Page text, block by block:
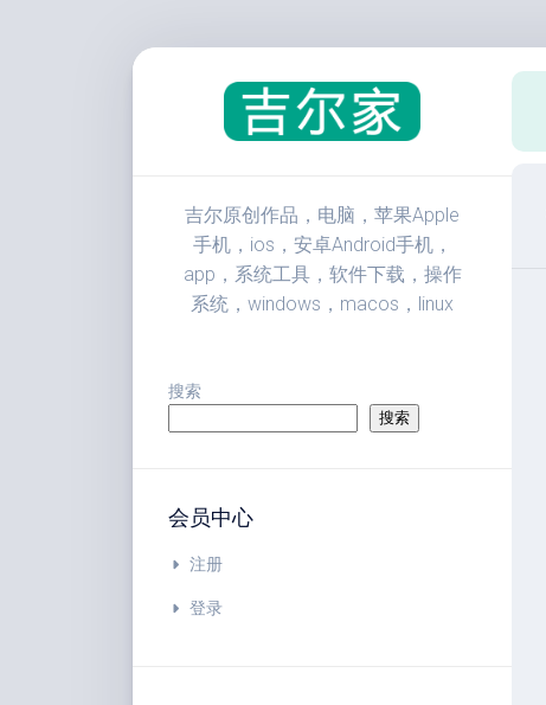
吉尔原创作品，电脑，苹果Apple
手机，ios，安卓Android手机，
app，系统工具，软件下载，操作
系统，windows，macos，linux
搜索
搜索
会员中心
注册
登录